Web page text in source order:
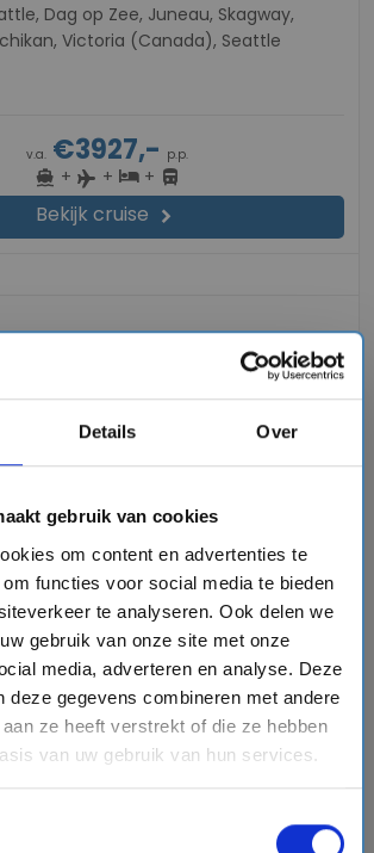
Details Over
gebruik van cookies
om content en advertenties te
functies voor social media te bieden
te analyseren. Ook delen we
gebruik van onze site met onze
media, adverteren en analyse. Deze
deze gegevens combineren met andere
ze heeft verstrekt of die ze hebben
van uw gebruik van hun services.
Victoria (Canada), Seattle
v.a. €3927,- p.p.
directions_boat + flight + hotel+ directions_bus
Bekijk cruise chevron_right
favorite
Amerika cruise met de Norwegian
- Tot: 20-09-2026
Amerika